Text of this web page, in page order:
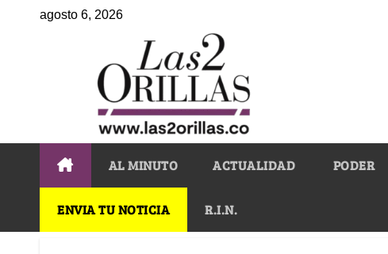
agosto 6, 2026
AL MINUTO ACTUALIDAD PODER
ENVIA TU NOTICIA R.I.N.